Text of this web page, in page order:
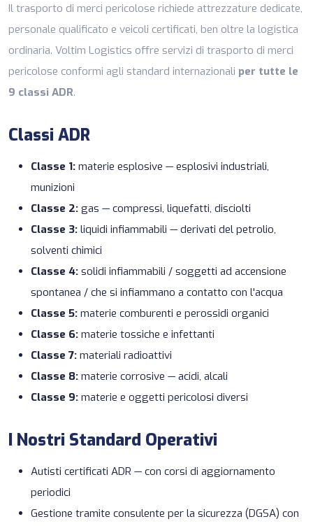
Il trasporto di merci pericolose richiede attrezzature dedicate,
personale qualificato e veicoli certificati, ben oltre la logistica
ordinaria. Voltim Logistics offre servizi di trasporto di merci
pericolose conformi agli standard internazionali per tutte le
9 classi ADR.
Classi ADR
Classe 1: materie esplosive — esplosivi industriali,
munizioni
Classe 2: gas — compressi, liquefatti, disciolti
Classe 3: liquidi infiammabili — derivati del petrolio,
solventi chimici
Classe 4: solidi infiammabili / soggetti ad accensione
spontanea / che si infiammano a contatto con l'acqua
Classe 5: materie comburenti e perossidi organici
Classe 6: materie tossiche e infettanti
Classe 7: materiali radioattivi
Classe 8: materie corrosive — acidi, alcali
Classe 9: materie e oggetti pericolosi diversi
I Nostri Standard Operativi
Autisti certificati ADR — con corsi di aggiornamento
periodici
Gestione tramite consulente per la sicurezza (DGSA) con